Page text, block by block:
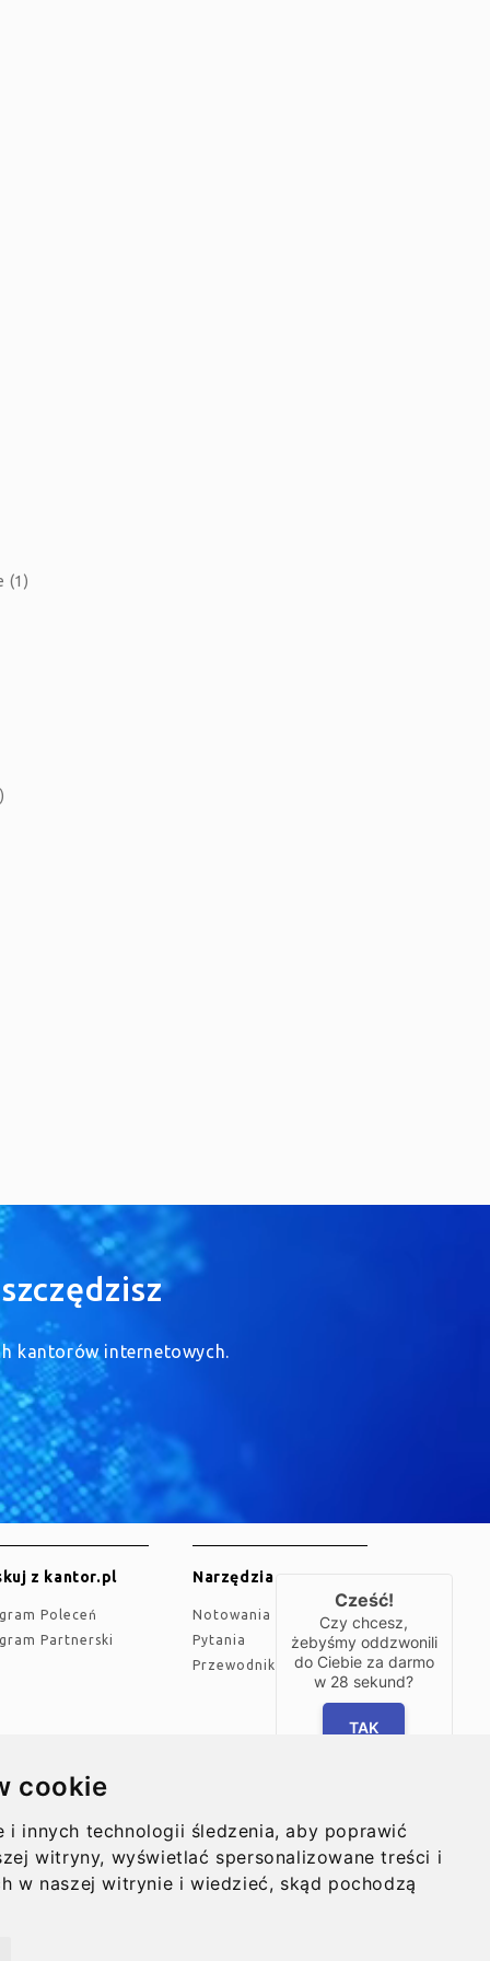
cookie
i innych technologii śledzenia, aby poprawić
witryny, wyświetlać spersonalizowane treści i
w naszej witrynie i wiedzieć, skąd pochodzą
(1)
kantorów internetowych.
z kantor.pl
Poleceń
Partnerski
Narzędzia
Notowania
Pytania
Przewodnik
Kontakt
Cześć!
Czy chcesz,
żebyśmy oddzwonili
do Ciebie za darmo
w 28 sekund?
TAK